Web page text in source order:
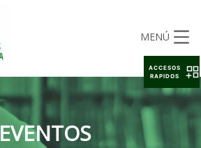
MENÚ
EVENTOS
ACCESOS
RAPIDOS